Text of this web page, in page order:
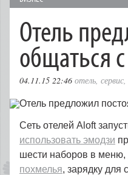
Отель
общаться
04.11.15 22:46 отель, сервис,
Сеть отелей Aloft
использовать эмодзи
шести наборов в меню,
похмелья, зарядку для